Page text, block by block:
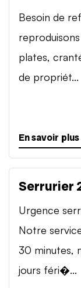
Besoin de
plates,
de propriét...
En savoir
Serrurier
Urgence
Notre
30 minutes,
jours féri�...